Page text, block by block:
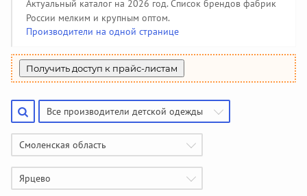
Пеленки, простынки208
Халаты, тапочки108
Купальники и плавки 51
Спортивная одежда
Вязаная одежда382
Жилеты 69
Жилеты утепленные 85
Шубы и дубленки130
Жакеты детские 34
Панамки, шляпки 34
Джинсовые сарафаны6
Джинсовые юбки3
Колготки 142
Гольфы 44
Производители галстуков, ремней, подтяжек
Помощь
Актуальный каталог на 2026 год. Список брендов фабрик
России мелким и крупным оптом.
Производители на одной странице
Получить доступ к прайс-листам
Все производители детской одежды
Смоленская область
Ярцево